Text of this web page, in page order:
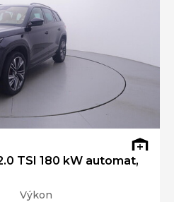
TSI 180 kW automat,
Výkon